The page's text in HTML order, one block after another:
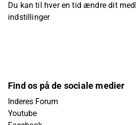
Du kan til hver en tid ændre dit
indstillinger
Find os på de sociale medier
Inderes Forum
Youtube